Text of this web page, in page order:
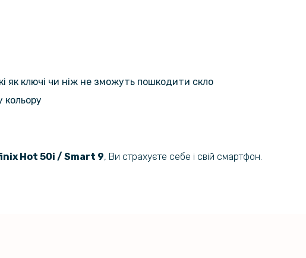
як ключі чи ніж не зможуть пошкодити скло
кольору
Hot 50i / Smart 9, Ви страхуєте себе і свій смартфон.